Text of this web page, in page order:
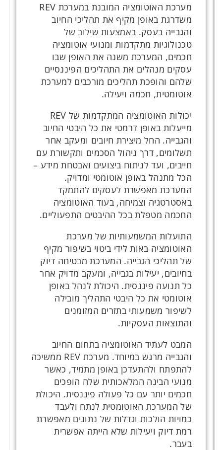
מערכת האוטומציה המובנת במערכת REV
משדרגת באופן מקיף את תהליכי החיוב
והגבייה בעסק. באמצעות שילוב של
טכנולוגיות מתקדמות ומנועי אוטומציה
חכמים, המערכת משנה את האופן שבו
עסקים מנהלים את התהליכים הפיננסיים
שלהם והופכת תהליכים מורכבים למערכת
אוטומטית, חכמה ויעילה.
יכולות האוטומציה המתקדמות של REV
מייעלות באופן דרמטי את כל היבטי החיוב
והגבייה. החל מיצירת חיובים ומעקב אחר
תשלומים, דרך ניהול הסכמים ותקשורת עם
חייבים, ועד לניתוח ביצועים ואבטחת מידע –
הכל מתנהל באופן אוטומטי ומדויק.
המערכת מאפשרת לעסקים להתמקד
באסטרטגיה וצמיחה, בעוד האוטומציה
החכמה מטפלת בכל ההיבטים התפעוליים.
התועלות המשמעותיות של מערכת
האוטומציה באות לידי ביטוי בשיפור מקיף
של תהליכי הגבייה. המערכת מבטיחה דיוק
בחיובים, יעילות בגבייה, ומעקב מדויק אחר
כל תנועה פיננסית. היכולת לנהל באופן
אוטומטי את כל היבטי התהליך מובילה
לשיפור משמעותי בתזרים המזומנים
והתוצאות העסקיות.
המבט לעתיד האוטומציה בתחום החיוב
והגבייה מרגש במיוחד. מערכת REV ממשיכה
להתפתח ולהתעדכן באופן מתמיד, כאשר
מנועי הבינה המלאכותית שלה הופכים
חכמים יותר עם כל פעולה פיננסית. היכולת
של המערכת האוטומטית לנתח ולעבד
כמויות הולכות וגדלות של נתונים מאפשרת
רמת דיוק ויעילות שלא הייתה אפשרית
בעבר.